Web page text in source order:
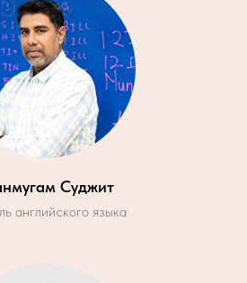
Суджит
английского языка